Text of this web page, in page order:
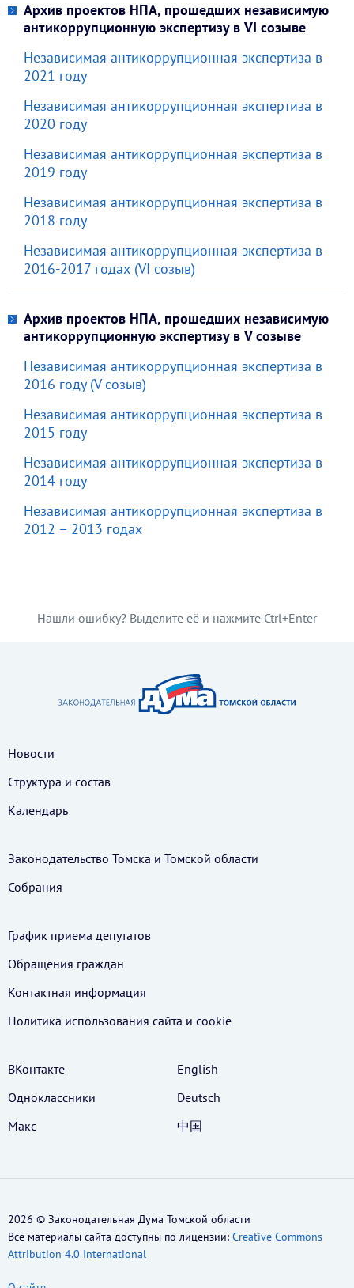
Архив проектов НПА, прошедших независимую
антикоррупционную экспертизу в VI созыве
Независимая антикоррупционная экспертиза в
2021 году
Независимая антикоррупционная экспертиза в
2020 году
Независимая антикоррупционная экспертиза в
2019 году
Независимая антикоррупционная экспертиза в
2018 году
Независимая антикоррупционная экспертиза в
2016-2017 годах (VI созыв)
Архив проектов НПА, прошедших независимую
антикоррупционную экспертизу в V созыве
Независимая антикоррупционная экспертиза в
2016 году (V созыв)
Независимая антикоррупционная экспертиза в
2015 году
Независимая антикоррупционная экспертиза в
2014 году
Независимая антикоррупционная экспертиза в
2012 – 2013 годах
Нашли ошибку? Выделите её и нажмите Ctrl+Enter
Новости
Структура и состав
Календарь
Законодательство Томска и Томской области
Собрания
График приема депутатов
Обращения граждан
Контактная информация
Политика использования cайта и cookie
ВКонтакте
Одноклассники
Макс
English
Deutsch
中国
2026 © Законодательная Дума Томской области
Все материалы сайта доступны по лицензии: Creative Commons
Attribution 4.0 International